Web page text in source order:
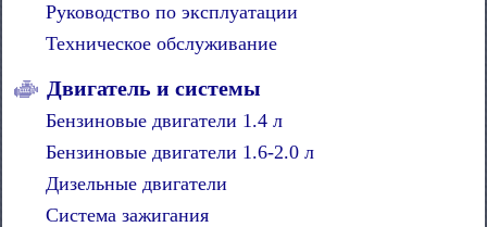
Руководство по эксплуатации
Техническое обслуживание
Двигатель и системы
Бензиновые двигатели 1.4 л
Бензиновые двигатели 1.6-2.0 л
Дизельные двигатели
Система зажигания